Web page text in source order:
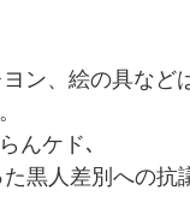
ン、絵の具など
んケド､
た黒人差別への